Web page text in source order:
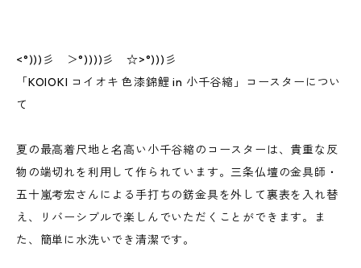
<°)))彡 ＞°))))彡 ☆>°)))彡
「KOIOKI コイオキ 色漆錦鯉 in 小千谷縮」コースターについ
て
夏の最高着尺地と名高い小千谷縮のコースターは、貴重な反
物の端切れを利用して作られています。三条仏壇の金具師・
五十嵐考宏さんによる手打ちの錺金具を外して裏表を入れ替
え、リバーシブルで楽しんでいただくことができます。ま
た、簡単に水洗いでき清潔です。